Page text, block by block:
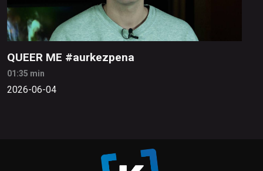
QUEER ME #aurkezpena
01:35 min
2026-06-04